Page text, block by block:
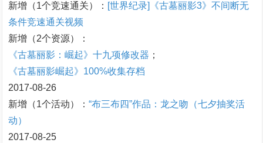
新增（1个竞速通关）： [世界纪录]《古墓丽影3》不间断无
条件竞速通关视频
新增（2个资源）：
《古墓丽影：崛起》十九项修改器 ；
《古墓丽影崛起》100%收集存档
2017-08-26
新增（1个活动）： “布三布四”作品：龙之吻（七夕抽奖活
动）
2017-08-25